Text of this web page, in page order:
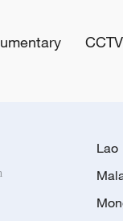
Lao